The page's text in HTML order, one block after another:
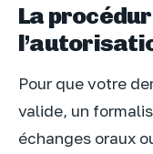
La
Pour que votre
valide, un
échanges oraux